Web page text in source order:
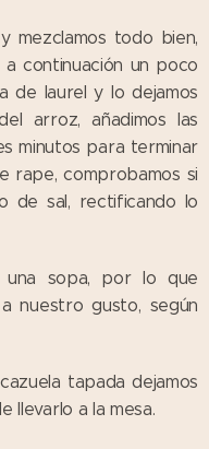
mezclamos todo bien,
continuación un poco
de laurel y lo dejamos
arroz, añadimos las
minutos para terminar
rape, comprobamos si
de sal, rectificando lo
sopa, por lo que
nuestro gusto, según
tapada dejamos
llevarlo a la mesa.